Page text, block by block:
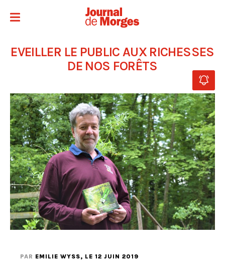
EVEILLER LE PUBLIC AUX RICHESSES
DE NOS FORÊTS
PAR EMILIE WYSS, LE 12 JUIN 2019